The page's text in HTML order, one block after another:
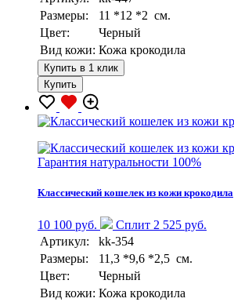
Размеры:
11 *12 *2 см.
Цвет:
Черный
Вид кожи: Кожа крокодила
Купить в 1 клик
Купить
Гарантия натуральности 100%
Классический кошелек из кожи крокодила
10 100 руб.
Сплит 2 525 руб.
Артикул:
kk-354
Размеры:
11,3 *9,6 *2,5 см.
Цвет:
Черный
Вид кожи: Кожа крокодила